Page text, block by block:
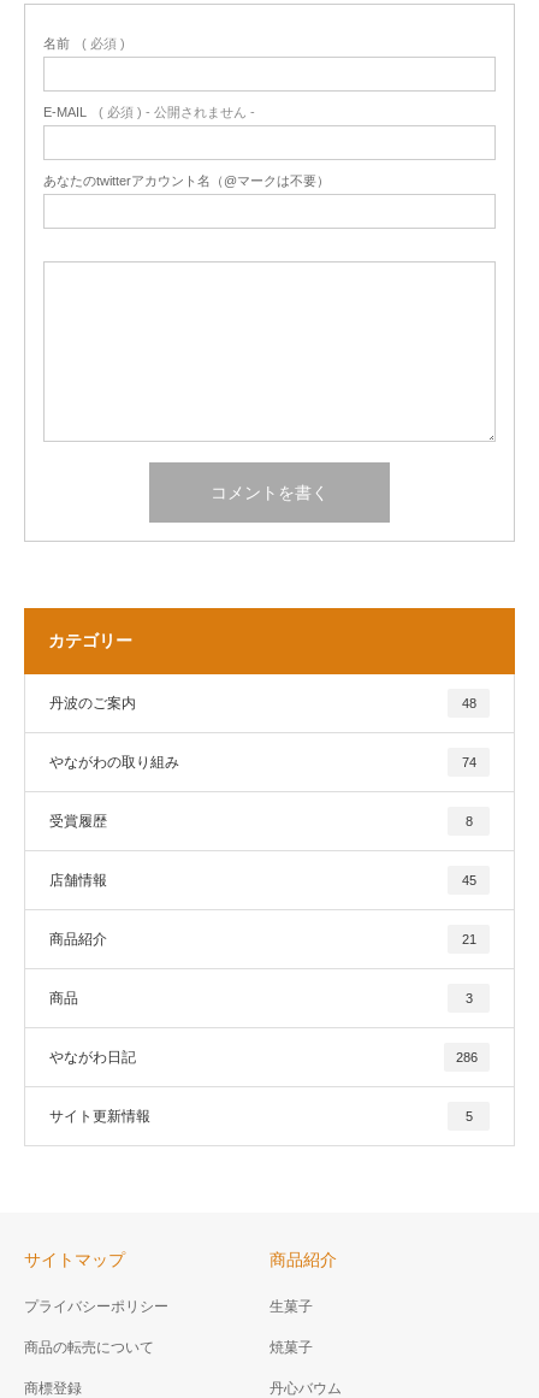
名前 ( 必須 )
E-MAIL ( 必須 ) - 公開されません -
あなたのtwitterアカウント名（@マークは不要）
カテゴリー
丹波のご案内 48
やながわの取り組み 74
受賞履歴 8
店舗情報 45
商品紹介 21
商品 3
やながわ日記 286
サイト更新情報 5
サイトマップ
プライバシーポリシー
商品の転売について
商標登録
商品紹介
生菓子
焼菓子
丹心バウム